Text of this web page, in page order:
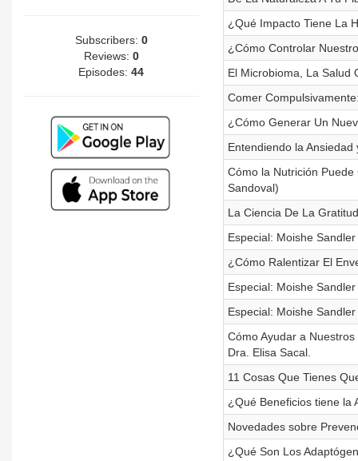
Subscribers: 0
Reviews: 0
Episodes:44
¿Qué Impacto Tiene La
¿Cómo Controlar
El Microbioma, La Salud
Comer
¿Cómo Generar Un
Entendiendo la
Cómo la Nutrición
Sandoval)
La Ciencia De La
Especial: Moishe
¿Cómo Ralentizar El
Especial: Moishe
Especial: Moishe
Cómo Ayudar a
Dra. Elisa Sacal.
11 Cosas Que Tienes
¿Qué Beneficios tiene la
Novedades sobre
¿Qué Son Los